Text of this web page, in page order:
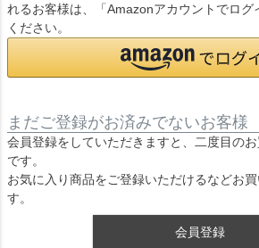
れるお客様は、「Amazonアカウントでログ
ください。
まだご登録がお済みでないお客様
会員登録をしていただきますと、二度目の
です。
お気に入り商品をご登録いただけるなどお
す。
会員登録